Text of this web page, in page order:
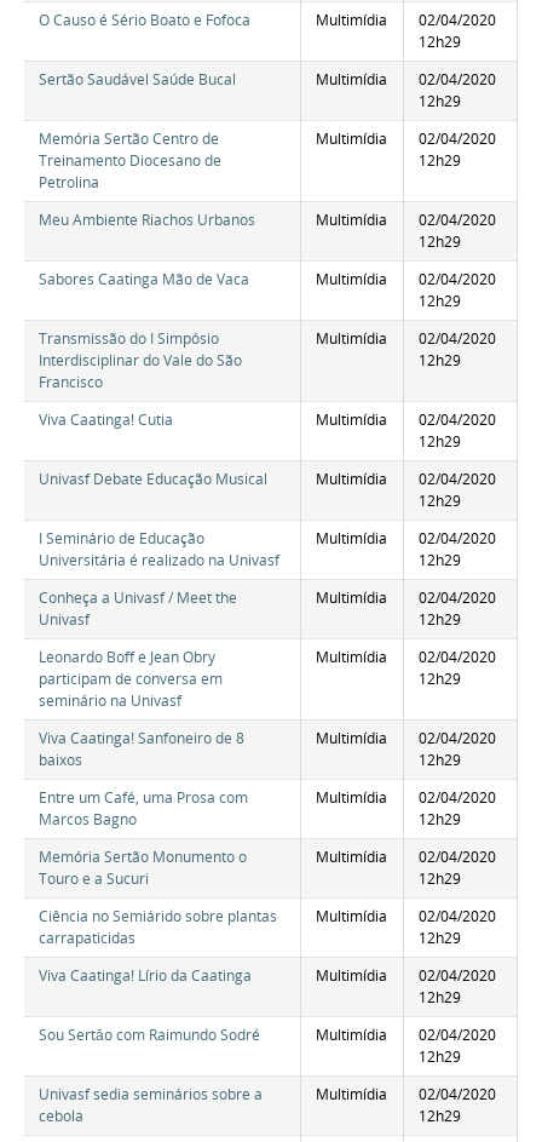
O Causo é Sério Boato e Fofoca
Multimídia
02/04/2020
12h29
Sertão Saudável Saúde Bucal
Multimídia
02/04/2020
12h29
Memória Sertão Centro de
Treinamento Diocesano de
Petrolina
Multimídia
02/04/2020
12h29
Meu Ambiente Riachos Urbanos Multimídia
02/04/2020
12h29
Sabores Caatinga Mão de Vaca
Multimídia
02/04/2020
12h29
Transmissão do I Simpósio
Interdisciplinar do Vale do São
Francisco
Multimídia
02/04/2020
12h29
Viva Caatinga! Cutia Multimídia
02/04/2020
12h29
Univasf Debate Educação Musical
Multimídia
02/04/2020
12h29
I Seminário de Educação
Universitária é realizado na Univasf
Multimídia
02/04/2020
12h29
Conheça a Univasf / Meet the
Univasf
Multimídia
02/04/2020
12h29
Leonardo Boff e Jean Obry
participam de conversa em
seminário na Univasf
Multimídia
02/04/2020
12h29
Viva Caatinga! Sanfoneiro de 8
baixos
Multimídia
02/04/2020
12h29
Entre um Café, uma Prosa com
Marcos Bagno
Multimídia
02/04/2020
12h29
Memória Sertão Monumento o
Touro e a Sucuri
Multimídia
02/04/2020
12h29
Ciência no Semiárido sobre plantas
carrapaticidas
Multimídia
02/04/2020
12h29
Viva Caatinga! Lírio da Caatinga
Multimídia
02/04/2020
12h29
Sou Sertāo com Raimundo Sodré
Multimídia
02/04/2020
12h29
Univasf sedia seminários sobre a
cebola
Multimídia
02/04/2020
12h29